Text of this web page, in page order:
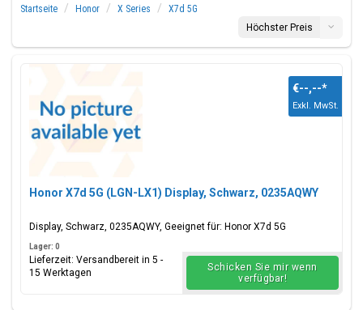
Startseite Honor X Series
X7d 5G
Höchster Preis
Honor X7d 5G (LGN-LX1) Display, Schwarz, 0235AQWY
Display, Schwarz, 0235AQWY, Geeignet für: Honor X7d 5G
€--,--*
Exkl. MwSt.
Lager: 0
Lieferzeit: Versandbereit in 5 -
15 Werktagen
Schicken Sie mir wenn
verfügbar!